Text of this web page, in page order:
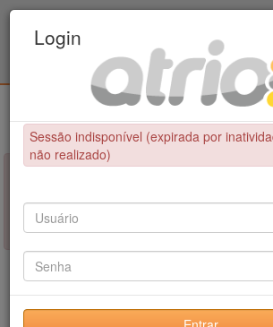
Civil / UPE
NÃO FOI POSSÍVEL CONCLUIR A
Sessão indisponível (expirada por inatividade
realizado)
Login
Sessão indisponível (expirada por
não realizado)